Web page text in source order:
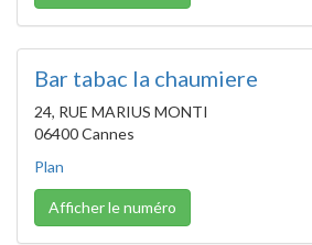
Bar tabac la chaumiere
24, RUE MARIUS MONTI
06400 Cannes
Plan
Afficher le numéro